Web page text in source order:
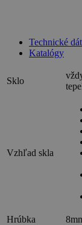
Technické
Katalógy
Sklo
Vzhľad skla
Hrúbka